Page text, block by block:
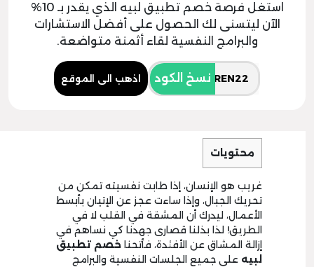
استغل فرصة خصم تطبيق لبيه الذي يقدر بـ 10%
الآن ليتسنى لك الحصول على أفضل الاستشارات
والبرامج النفسية لقاء أثمنة متواضعة.
نسخ الكود اذهب الى الموقع
محتويات
غريب هو الإنسان، إذا طابت نفسيته تمكن من
تحريك الجبال، وإذا ساءت عجز عن الإتيان بأبسط
الأعمال، ليدرك أن المشقة في القلب لا في
الطريق! لذا بذلنا قصارى جهدنا كي نساهم في
إزالة المشاق عن الأفئدة، فأتحنا خصم تطبيق
لبيه على جميع الجلسات النفسية والبرامج